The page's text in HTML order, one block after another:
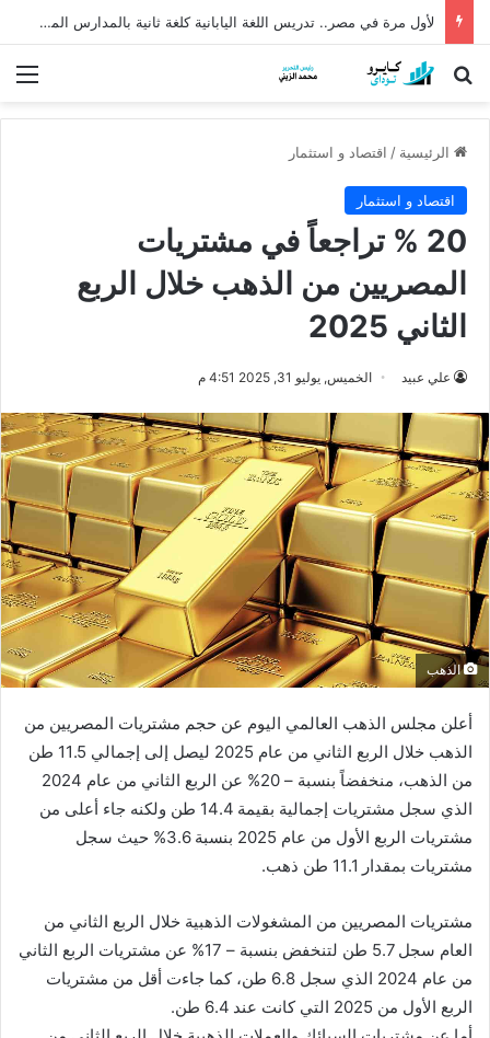
لأول مرة في مصر.. تدريس اللغة اليابانية كلغة ثانية بالمدارس المصرية اليابانية من العام المقبل
بحث عن
الرئيسية / اقتصاد و استثمار
اقتصاد و استثمار
20 % تراجعاً في مشتريات
المصريين من الذهب خلال الربع
الثاني 2025
علي عبيد الخميس, يوليو 31, 2025 4:51 م
الذهب
أعلن مجلس الذهب العالمي اليوم عن حجم مشتريات المصريين من
الذهب خلال الربع الثاني من عام 2025 ليصل إلى إجمالي 11.5 طن
من الذهب، منخفضاً بنسبة – 20% عن الربع الثاني من عام 2024
الذي سجل مشتريات إجمالية بقيمة 14.4 طن ولكنه جاء أعلى من
مشتريات الربع الأول من عام 2025 بنسبة 3.6% حيث سجل
مشتريات بمقدار 11.1 طن ذهب.
مشتريات المصريين من المشغولات الذهبية خلال الربع الثاني من
العام سجل 5.7 طن لتنخفض بنسبة – 17% عن مشتريات الربع الثاني
من عام 2024 الذي سجل 6.8 طن، كما جاءت أقل من مشتريات
الربع الأول من 2025 التي كانت عند 6.4 طن.